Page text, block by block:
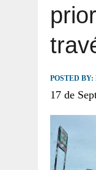
JULIO
POSTED BY:
17 de